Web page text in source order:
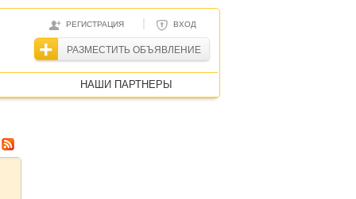
РЕГИСТРАЦИЯ | ВХОД
РАЗМЕСТИТЬ ОБЪЯВЛЕНИЕ
НАШИ ПАРТНЕРЫ